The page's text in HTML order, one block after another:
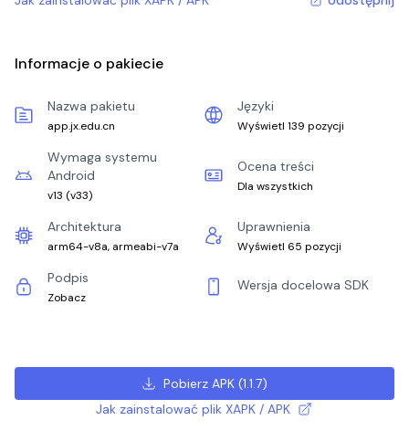
Informacje o pakiecie
Nazwa pakietu
app.jx.edu.cn
Języki
Wyświetl 139 pozycji
Wymaga systemu
Android
v13 (v33)
Ocena treści
Dla wszystkich
Architektura
arm64-v8a, armeabi-v7a
Uprawnienia
Wyświetl 65 pozycji
Podpis
Zobacz
Wersja docelowa SDK
Pobierz APK(1.1.7)
Jak zainstalować plik XAPK / APK